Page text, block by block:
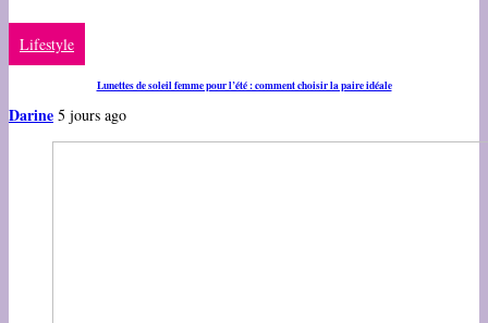
Lifestyle
Lunettes de soleil femme pour l’été : comment choisir la paire idéale
Darine 5 jours ago